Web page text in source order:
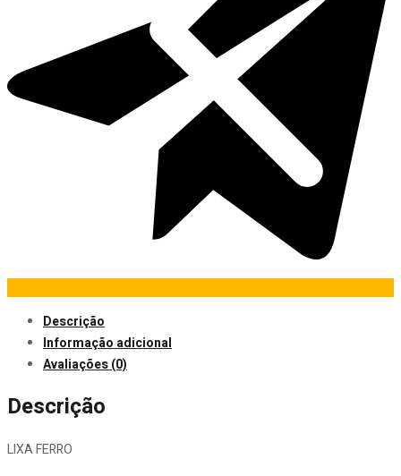
Descrição
Informação adicional
Avaliações (0)
Descrição
LIXA FERRO